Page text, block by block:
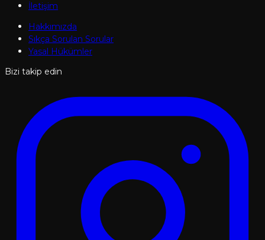
İletişim
Hakkımızda
Sıkça Sorulan Sorular
Yasal Hükümler
Bizi takip edin